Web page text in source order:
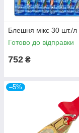
Блешня мікс 30 шт./л
Готово до відправки
752 ₴
–5%